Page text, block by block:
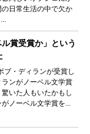
日常生活の中で欠か
賞受賞か」という
ブ・ディランが受賞し
ンがノーベル文学賞
いた人もいたかもし
ノーベル文学賞を...